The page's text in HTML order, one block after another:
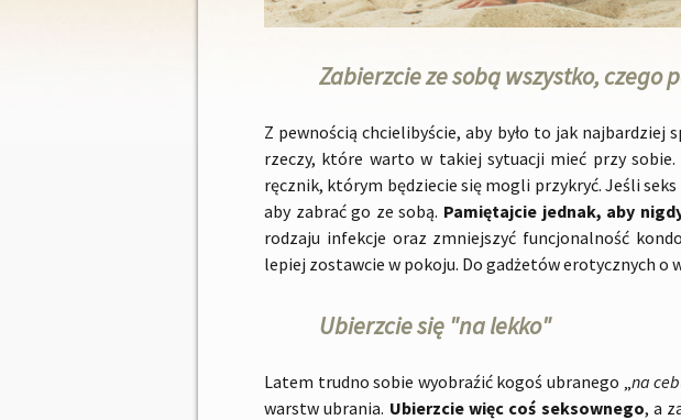
Zabierzcie ze sobą wszystko, czego
Z pewnością chcielibyście, aby było to jak najbardziej
rzeczy, które warto w takiej sytuacji mieć przy sobie.
ręcznik, którym będziecie się mogli przykryć. Jeśli
aby zabrać go ze sobą. Pamiętajcie jednak, aby
rodzaju infekcje oraz zmniejszyć funcjonalność
lepiej zostawcie w pokoju. Do gadżetów erotycznych o
Ubierzcie się "na lekko"
Latem trudno sobie wyobraźić kogoś ubranego „ na
warstw ubrania. Ubierzcie więc coś seksownego, a